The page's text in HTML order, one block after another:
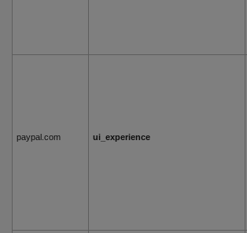
paypal.com ui_experience